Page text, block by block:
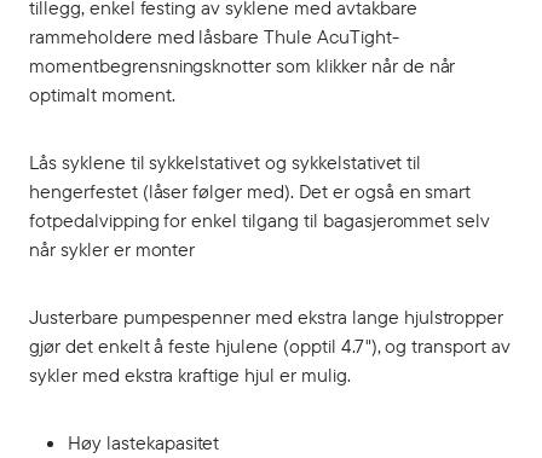
tillegg, enkel festing av syklene med avtakbare
rammeholdere med låsbare Thule AcuTight-
momentbegrensningsknotter som klikker når de når
optimalt moment.
Lås syklene til sykkelstativet og sykkelstativet til
hengerfestet (låser følger med). Det er også en smart
fotpedalvipping for enkel tilgang til bagasjerommet selv
når sykler er monter
Justerbare pumpespenner med ekstra lange hjulstropper
gjør det enkelt å feste hjulene (opptil 4.7"), og transport av
sykler med ekstra kraftige hjul er mulig.
Høy lastekapasitet